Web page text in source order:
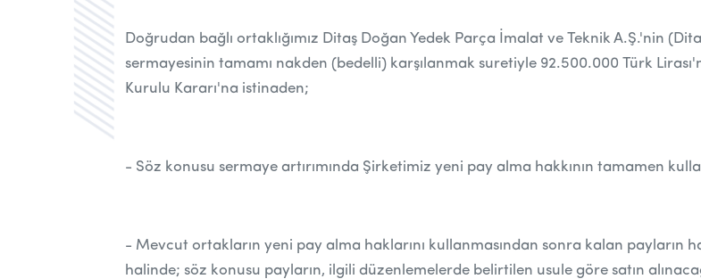
Doğrudan bağlı ortaklığımız Ditaş Doğan Yedek Parça İmalat ve Teknik A.Ş.'nin
sermayesinin tamamı nakden (bedelli) karşılanmak suretiyle 92.500.000 Türk
Kurulu Kararı'na istinaden;
- Söz konusu sermaye artırımında Şirketimiz yeni pay alma hakkının tamamen
- Mevcut ortakların yeni pay alma haklarını kullanmasından sonra kalan payların
halinde; söz konusu payların, ilgili düzenlemelerde belirtilen usule göre satın